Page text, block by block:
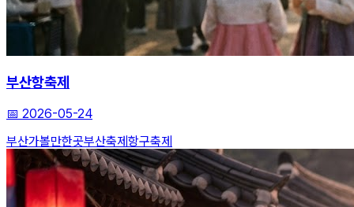
부산항축제
📅 2026-05-24
부산가볼만한곳부산축제 항구축제